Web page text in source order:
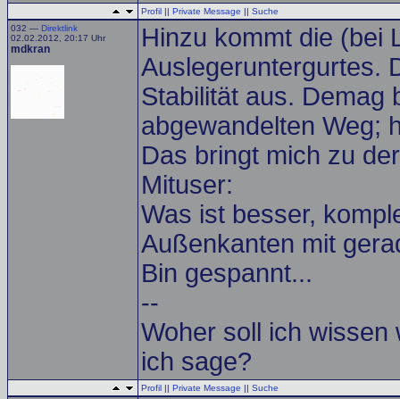
Profil || Private Message || Suche
032 — Direktlink
02.02.2012, 20:17 Uhr
mdkran
Hinzu kommt die (bei
Auslegeruntergurtes.
Stabilität aus. Demag
abgewandelten Weg;
Das bringt mich zu
Mituser:
Was ist besser,
Außenkanten mit
Bin gespannt...
--
Woher soll ich
ich sage?
Profil || Private Message || Suche